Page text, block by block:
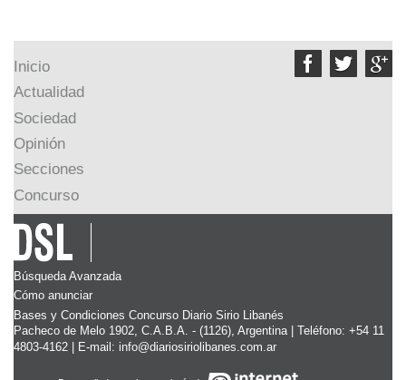
  
Inicio
Actualidad
Sociedad
Opinión
Secciones
Concurso
Búsqueda Avanzada
Cómo anunciar
Bases y Condiciones Concurso Diario Sirio Libanés
Pacheco de Melo 1902, C.A.B.A. - (1126), Argentina | Teléfono: +54 11
4803-4162 | E-mail: info@diariosiriolibanes.com.ar